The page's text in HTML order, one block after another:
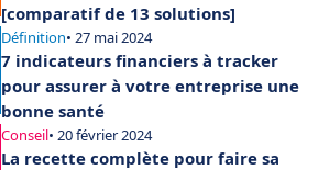
[comparatif de 13 solutions]
Définition• 27 mai 2024
7 indicateurs financiers à tracker
pour assurer à votre entreprise une
bonne santé
Conseil• 20 février 2024
La recette complète pour faire sa